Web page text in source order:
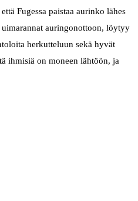
Fugessa paistaa aurinko lähes
auringonottoon, löytyy
herkutteluun sekä hyvät
ihmisiä on moneen lähtöön, ja